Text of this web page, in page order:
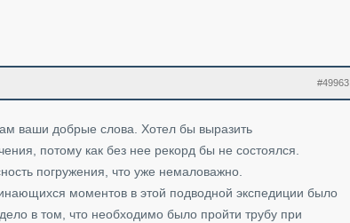
#49963
ваши добрые слова. Хотел бы выразить
потому как без нее рекорд бы не состоялся.
погружения, что уже немаловажно.
моментов в этой подводной экспедиции было
в том, что необходимо было пройти трубу при